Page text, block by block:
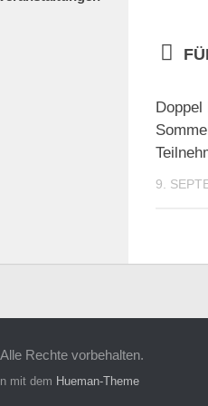
9.
Rechte vorbehalten.
mit dem Hueman-Theme